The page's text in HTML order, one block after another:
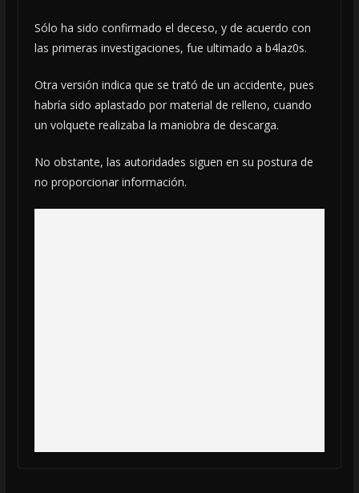
Sólo ha sido confirmado el deceso, y de acuerdo con
las primeras investigaciones, fue ultimado a b4laz0s.
Otra versión indica que se trató de un accidente, pues
habría sido aplastado por material de relleno, cuando
un volquete realizaba la maniobra de descarga.
No obstante, las autoridades siguen en su postura de
no proporcionar información.